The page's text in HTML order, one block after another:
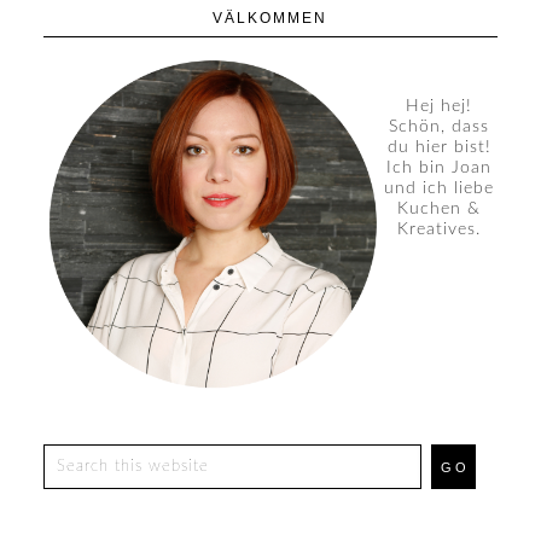
VÄLKOMMEN
Hej hej!
Schön, dass
du hier bist!
Ich bin Joan
und ich liebe
Kuchen &
Kreatives.